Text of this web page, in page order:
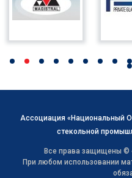
Ассоциация «Национальный
стекольной
Все права защищены ©
При любом использовании